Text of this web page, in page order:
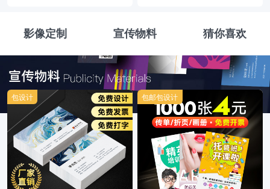
影像定制 宣传物料 猜你喜欢
包设计 包邮包设计